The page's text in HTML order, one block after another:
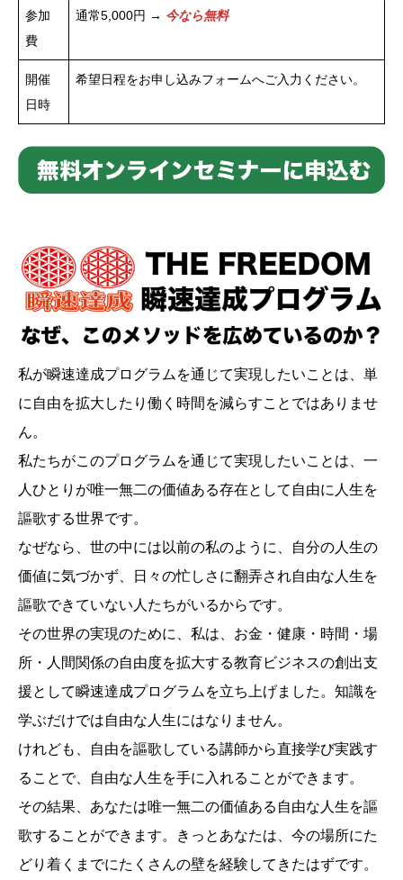
参加
費
通常5,000円 → 今なら無料
開催
日時
希望日程をお申し込みフォームへご入力ください。
私が瞬速達成プログラムを通じて実現したいことは、単
に自由を拡大したり働く時間を減らすことではありませ
ん。
私たちがこのプログラムを通じて実現したいことは、一
人ひとりが唯一無二の価値ある存在として自由に人生を
謳歌する世界です。
なぜなら、世の中には以前の私のように、自分の人生の
価値に気づかず、日々の忙しさに翻弄され自由な人生を
謳歌できていない人たちがいるからです。
その世界の実現のために、私は、お金・健康・時間・場
所・人間関係の自由度を拡大する教育ビジネスの創出支
援として瞬速達成プログラムを立ち上げました。知識を
学ぶだけでは自由な人生にはなりません。
けれども、自由を謳歌している講師から直接学び実践す
ることで、自由な人生を手に入れることができます。
その結果、あなたは唯一無二の価値ある自由な人生を謳
歌することができます。きっとあなたは、今の場所にた
どり着くまでにたくさんの壁を経験してきたはずです。